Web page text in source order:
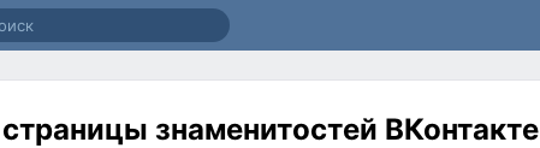
знаменитостей ВКонтакте